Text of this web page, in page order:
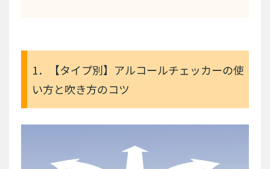
1．【タイプ別】アルコールチェッカーの使
い方と吹き方のコツ